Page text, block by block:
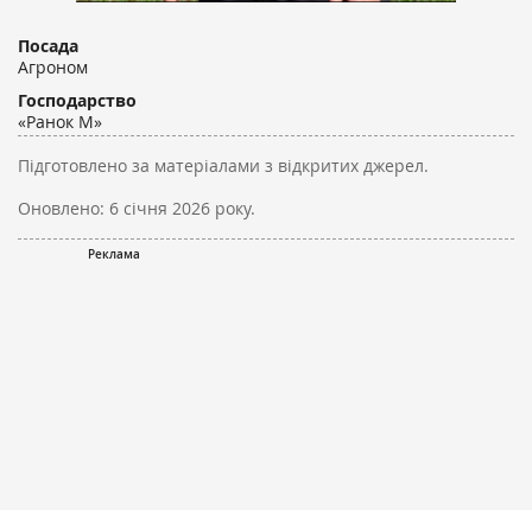
Посада
Агроном
Господарство
«Ранок М»
Підготовлено за матеріалами з відкритих джерел.
Оновлено: 6 січня 2026 року.